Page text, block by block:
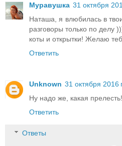
Муравушка 31 октября
Наташа, я влюбилась в
разговоры только по делу
коты и открытки! Желаю
Ответить
Unknown 31 октября 2016
Ну надо же, какая
Ответить
Ответы